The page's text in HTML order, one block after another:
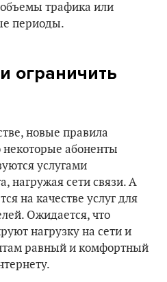
трафика или
периоды.
ограничить
новые правила
некоторые абоненты
услугами
нагружая сети связи. А
на качестве услуг для
Ожидается, что
нагрузку на сети и
равный и комфортный